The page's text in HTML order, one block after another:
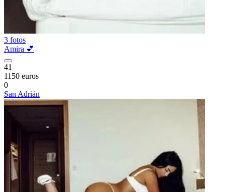
3 fotos
Amira 💕
41
1150 euros
0
San Adrián